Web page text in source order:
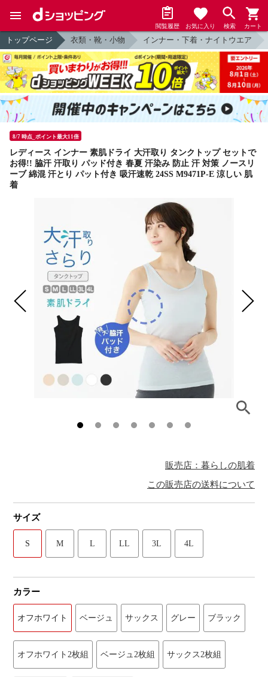
閲覧履歴 お気に入り 検索 カート
トップページ 衣類・靴・小物 インナー・下着・ナイトウエア
8/7 時点_ポイント最大11倍
レディース インナー 素肌ドライ 大汗取り タンクトップ セットで
お得!! 脇汗 汗取り パッド付き 春夏 汗染み 防止 汗 対策 ノースリ
ーブ 綿混 汗とり パット付き 吸汗速乾 24SS M9471P-E 涼しい 肌
着
販売店：暮らしの肌着
この販売店の送料について
サイズ
S M L LL 3L 4L
カラー
オフホワイト ベージュ サックス グレー ブラック
オフホワイト2枚組 ベージュ2枚組 サックス2枚組